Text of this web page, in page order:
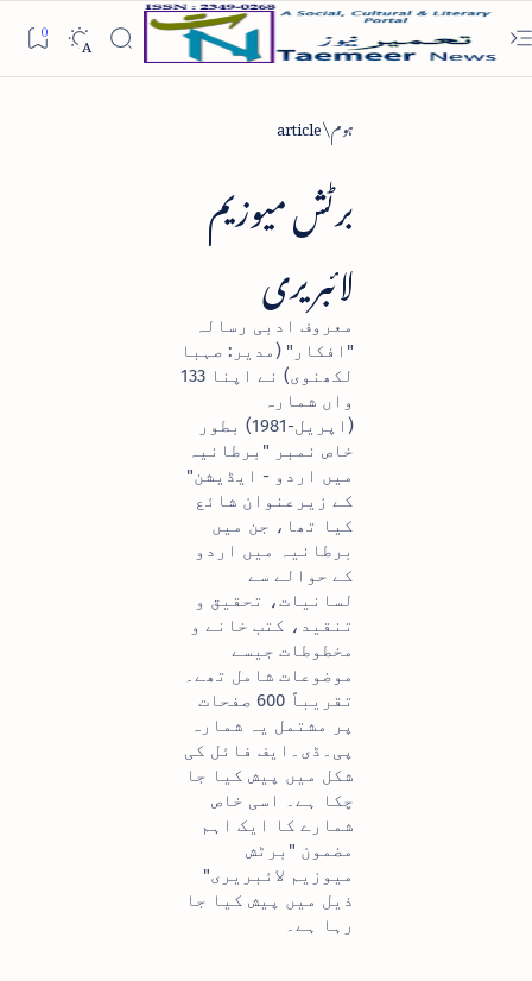
ہوم article
برٹش میوزیم
لائبریری
معروف ادبی رسالہ
"افکار" (مدیر: صہبا
لکھنوی) نے اپنا 133
واں شمارہ
(اپریل-1981) بطور
خاص نمبر "برطانیہ
میں اردو - ایڈیشن"
کے زیرعنوان شائع
کیا تھا، جن میں
برطانیہ میں اردو
کے حوالے سے
لسانیات، تحقیق و
تنقید، کتب خانے و
مخطوطات جیسے
موضوعات شامل تھے۔
تقریباً 600 صفحات
پر مشتمل یہ شمارہ
پی۔ڈی۔ایف فائل کی
شکل میں پیش کیا جا
چکا ہے۔ اسی خاص
شمارے کا ایک اہم
مضمون "برٹش
میوزیم لائبریری"
ذیل میں پیش کیا جا
رہا ہے۔